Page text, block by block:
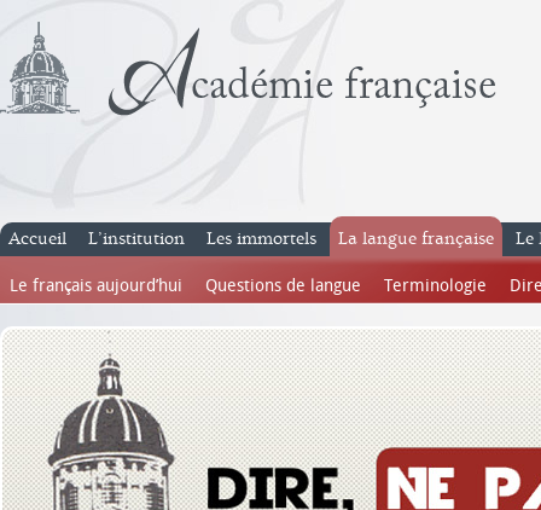
Accueil L’institution Les immortels La langue française
Le français aujourd’hui Questions de langue Terminologie
Le